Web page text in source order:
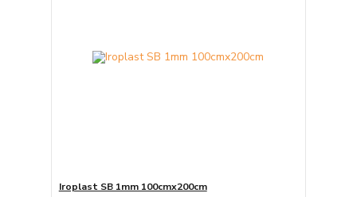
Iroplast SB 1mm 100cmx200cm